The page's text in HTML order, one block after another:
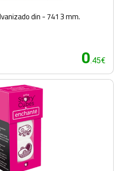
din - 741 3 mm.
0.45€